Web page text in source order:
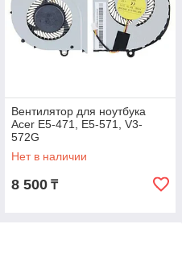
Вентилятор для ноутбука
Acer E5-471, E5-571, V3-
572G
Нет в наличии
8 500 ₸